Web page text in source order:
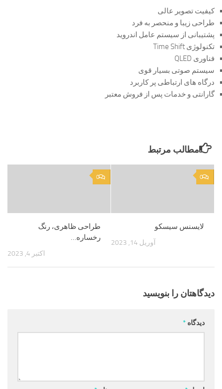
کیفیت تصویر عالی
طراحی زیبا و منحصر به فرد
پشتیبانی از سیستم عامل اندروید
تکنولوژی Time Shift
فناوری QLED
سیستم صوتی بسیار قوی
درگاه های ارتباطی پر کاربرد
گارانتی و خدمات پس از فروش معتبر
مطالب مرتبط
0
طراحی ظاهری، رنگ
رخساره…
اکتبر 4, 2023
0
لایسنس سیسکو
آوریل 14, 2023
دیدگاهتان را بنویسید
دیدگاه *